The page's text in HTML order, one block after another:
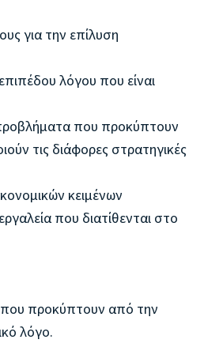
για την επίλυση
λόγου που είναι
που προκύπτουν
τις διάφορες στρατηγικές
κειμένων
που διατίθενται στο
που προκύπτουν από την
λόγο.